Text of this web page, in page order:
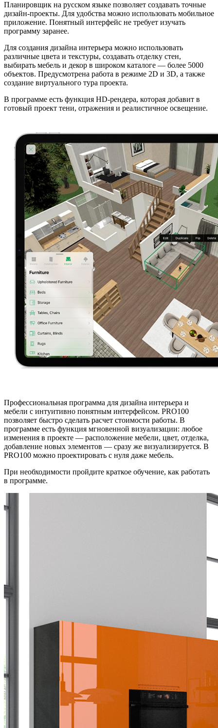
Планировщик на русском языке позволяет создавать точные
дизайн-проекты. Для удобства можно использовать мобильное
приложение. Понятный интерфейс не требует изучать
программу заранее.
Для создания дизайна интерьера можно использовать
различные цвета и текстуры, создавать отделку стен,
выбирать мебель и декор в широком каталоге — более 5000
объектов. Предусмотрена работа в режиме 2D и 3D, а также
создание виртуального тура проекта.
В программе есть функция HD-рендера, которая добавит в
готовый проект тени, отражения и реалистичное освещение.
Профессиональная программа для дизайна интерьера и
мебели с интуитивно понятным интерфейсом. PRO100
позволяет быстро сделать расчет стоимости работы. В
программе есть функция мгновенной визуализации: любое
изменения в проекте — расположение мебели, цвет, отделка,
добавление новых элементов — сразу же визуализируется. В
PRO100 можно проектировать с нуля даже мебель.
При необходимости пройдите краткое обучение, как работать
в программе.